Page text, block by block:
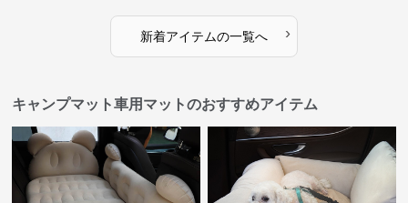
新着アイテムの一覧へ ›
キャンプマット車用マットのおすすめアイテム